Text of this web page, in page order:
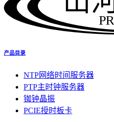
产品目录
NTP网络时间服务器
PTP主时钟服务器
铷钟晶振
PCIE授时板卡